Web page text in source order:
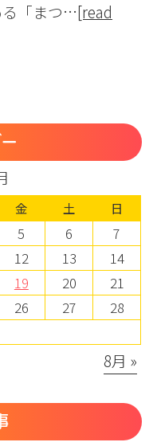
る「まつ…[read
金 土 日
5 6
7
12 13
14
19 20
21
26 27
28
8月 »